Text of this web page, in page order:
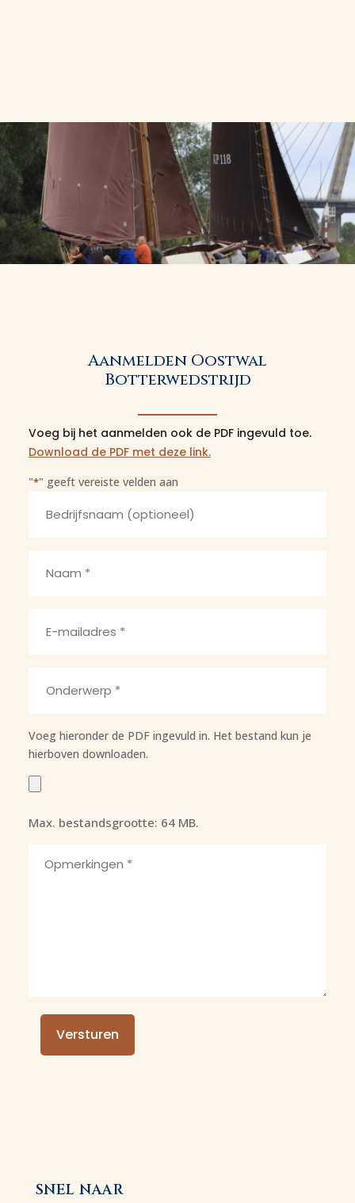
Aanmelden Oostwal
Botterwedstrijd
Voeg bij het aanmelden ook de PDF ingevuld toe.
Download de PDF met deze link.
"*" geeft vereiste velden aan
mailadres
Voeg hieronder de PDF ingevuld in. Het bestand kun je
hierboven downloaden.
Bestand
Max. bestandsgrootte: 64 MB.
SNEL NAAR